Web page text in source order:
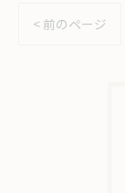
< 前のページ